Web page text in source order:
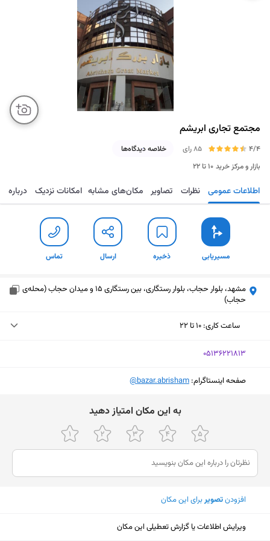
مجتمع تجاری ابریشم
4/4 85 رای
خلاصه دیدگاه‌ها
بازار و مرکز خرید ۱۰ تا ۲۲
مسیریابی ذخیره ارسال تماس اطلاعات عمومی نظرات تصاویر مکان‌های مشابه امکانات نزدیک درباره
مسیریابی ذخیره ارسال تماس
مشهد، بلوار حجاب، بلوار رستگاری، بین رستگاری 15 و میدان حجاب (محله‌ی
حجاب)
ساعت کاری: ۱۰ تا ۲۲
سه‌شنبه (امروز)
شنبه
۱۰ تا ۲۲
یکشنبه
۱۰ تا ۲۲
دوشنبه
‎05136221813
صفحه اینستاگرام: ‎@bazar.abrisham
ﺑﻪ اﯾﻦ ﻣﮑﺎن اﻣﺘﯿﺎز دﻫﯿﺪ
افزودنتصویربرای این مکان
ویرایش اطلاعات یا گزارش تعطیلی این مکان